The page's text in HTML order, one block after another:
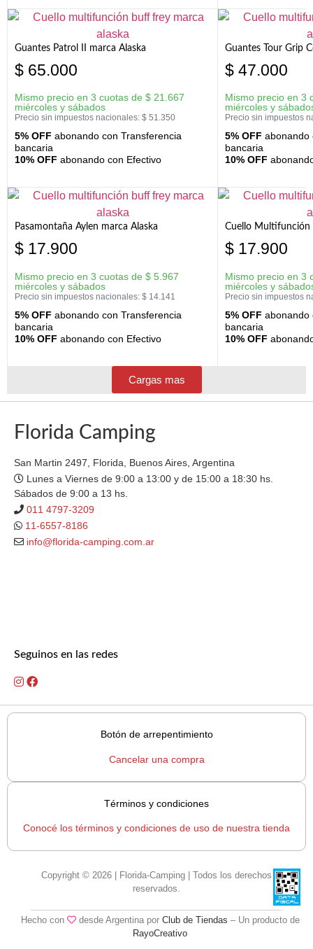
Guantes Patrol II marca Alaska
$ 65.000
Mismo precio en 3 cuotas de $ 21.667
miércoles y sábados
Precio sin impuestos nacionales: $ 51.350
5% OFF abonando con Transferencia
bancaria
10% OFF abonando con Efectivo
Guantes Tour Grip
$ 47.000
Mismo precio en 3
miércoles y
Precio sin impuestos
5% OFF abonando
bancaria
10% OFF
Pasamontaña Aylen marca Alaska
$ 17.900
Mismo precio en 3 cuotas de $ 5.967
miércoles y sábados
Precio sin impuestos nacionales: $ 14.141
5% OFF abonando con Transferencia
bancaria
10% OFF abonando con Efectivo
Cuello Multifunción
$ 17.900
Mismo precio en 3
miércoles y
Precio sin impuestos
5% OFF abonando
bancaria
10% OFF
Cargas mas
Florida Camping
San Martin 2497, Florida, Buenos Aires, Argentina
Lunes a Viernes de 9:00 a 13:00 y de 15:00 a 18:30 hs.
Sábados de 9:00 a 13 hs.
011 4797-3209
11-6557-8186
info@florida-camping.com.ar
Seguinos en las redes
Botón de arrepentimiento
Cancelar una compra
Términos y condiciones
Conocé los términos y condiciones de uso de nuestra tienda
Copyright © 2026 | Florida-Camping | Todos los derechos
reservados.
Hecho con desde Argentina por Club de Tiendas – Un producto de
RayoCreativo